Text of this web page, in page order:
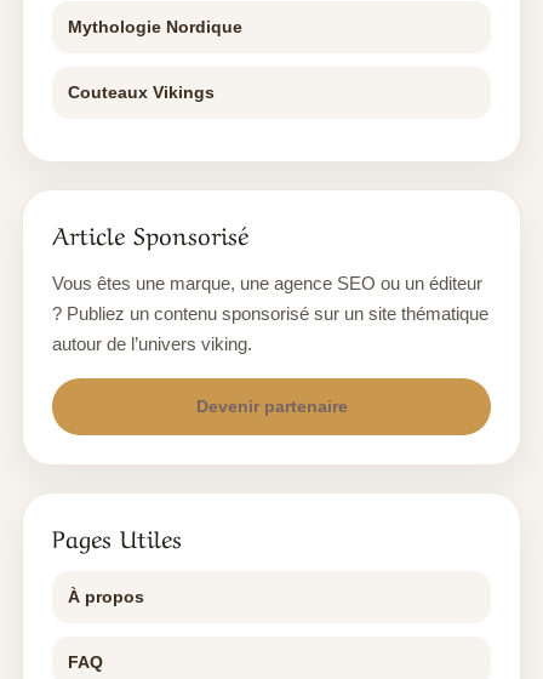
Mythologie Nordique
Couteaux Vikings
Article Sponsorisé
Vous êtes une marque, une agence SEO ou un éditeur
? Publiez un contenu sponsorisé sur un site thématique
autour de l’univers viking.
Devenir partenaire
Pages Utiles
À propos
FAQ